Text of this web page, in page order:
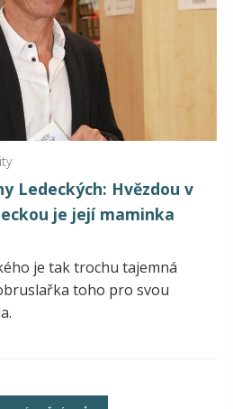
Ledeckých: Hvězdou v
je její maminka
je tak trochu tajemná
toho pro svou